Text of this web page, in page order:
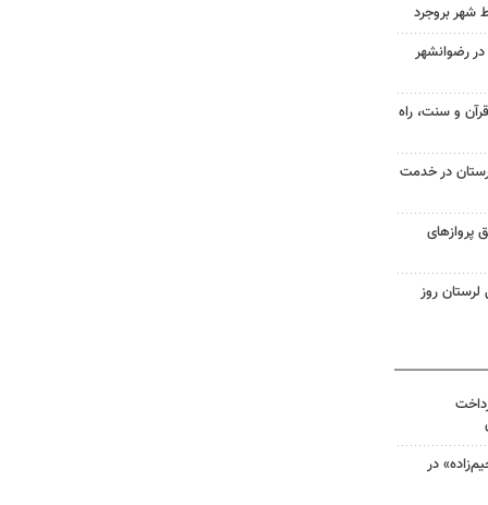
شهر بروجرد
رضوانشهر
و سنت، راه
در خدمت
طریق پروازهای
روز
در